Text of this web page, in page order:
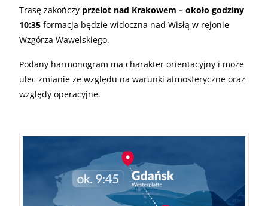
Trasę zakończy przelot nad Krakowem – około godziny
10:35 formacja będzie widoczna nad Wisłą w rejonie
Wzgórza Wawelskiego.
Podany harmonogram ma charakter orientacyjny i może
ulec zmianie ze względu na warunki atmosferyczne oraz
względy operacyjne.